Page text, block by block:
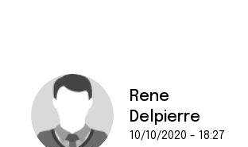
Rene
Delpierre
10/10/2020 - 18:27